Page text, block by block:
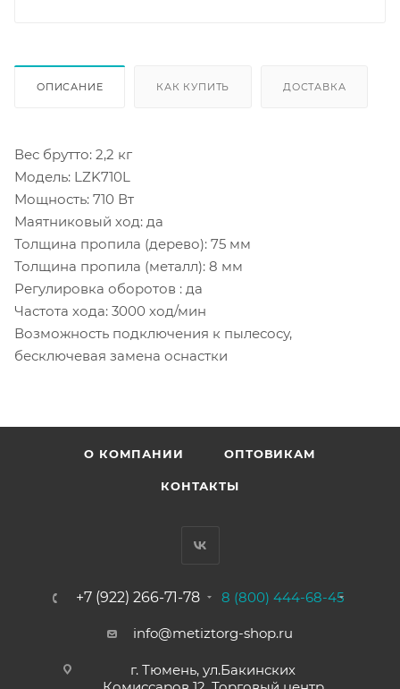
ОПИСАНИЕ КАК КУПИТЬ ДОСТАВКА
Вес брутто: 2,2 кг
Модель: LZK710L
Мощность: 710 Вт
Маятниковый ход: да
Толщина пропила (дерево): 75 мм
Толщина пропила (металл): 8 мм
Регулировка оборотов : да
Частота хода: 3000 ход/мин
Возможность подключения к пылесосу,
бесключевая замена оснастки
О КОМПАНИИ ОПТОВИКАМ
КОНТАКТЫ
+7 (922) 266-71-78 8 (800) 444-68-45
info@metiztorg-shop.ru
г. Тюмень, ул.Бакинских